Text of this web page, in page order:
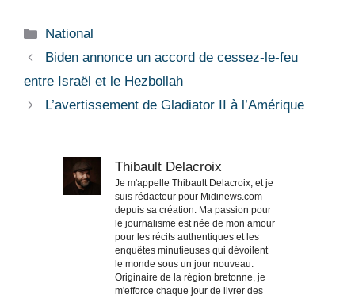
Catégories
National
Biden annonce un accord de cessez-le-feu
entre Israël et le Hezbollah
L’avertissement de Gladiator II à l’Amérique
Thibault Delacroix
Je m'appelle Thibault Delacroix, et je
suis rédacteur pour Midinews.com
depuis sa création. Ma passion pour
le journalisme est née de mon amour
pour les récits authentiques et les
enquêtes minutieuses qui dévoilent
le monde sous un jour nouveau.
Originaire de la région bretonne, je
m'efforce chaque jour de livrer des